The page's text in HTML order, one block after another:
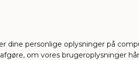
dine personlige oplysninger på
om vores brugeroplysninger